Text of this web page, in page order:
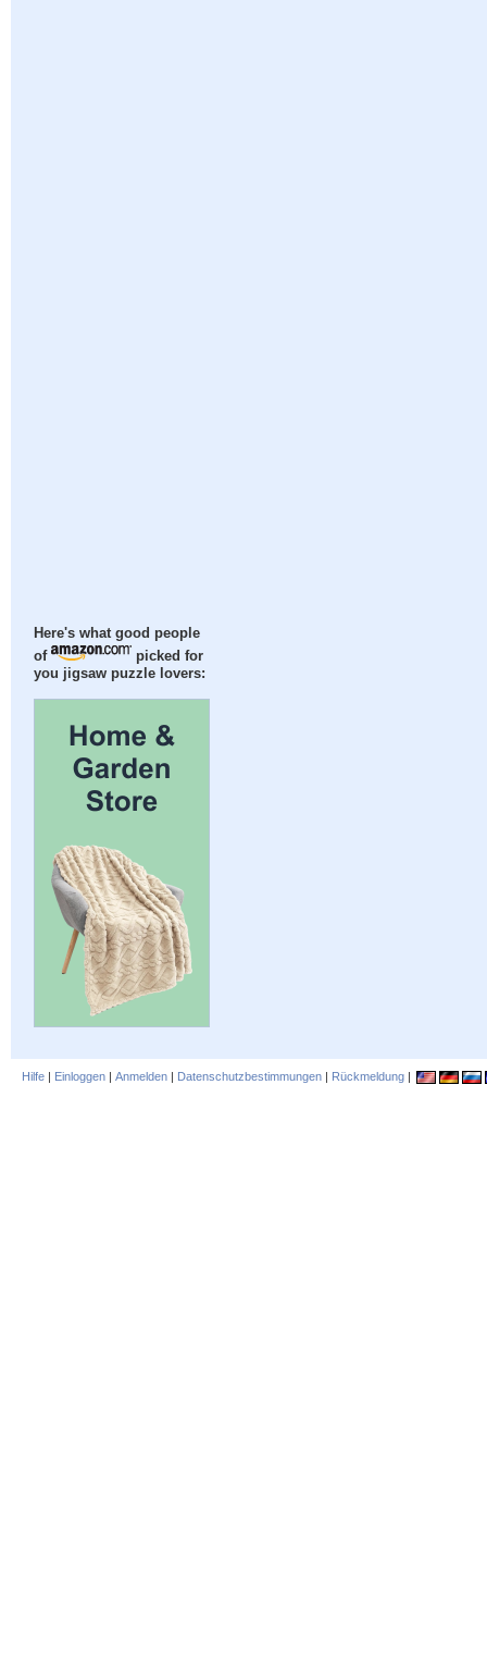
Here's what good people
of
picked for
you jigsaw puzzle lovers:
Hilfe | Einloggen | Anmelden | Datenschutzbestimmungen | Rückmeldung |